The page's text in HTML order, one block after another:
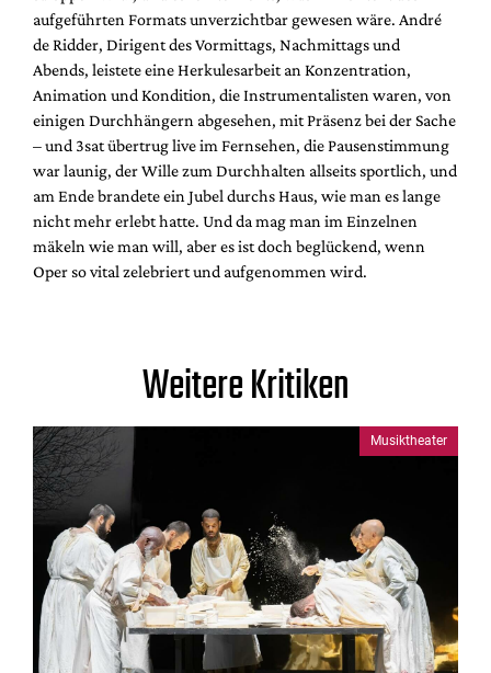
aufgeführten Formats unverzichtbar gewesen wäre. André
de Ridder, Dirigent des Vormittags, Nachmittags und
Abends, leistete eine Herkulesarbeit an Konzentration,
Animation und Kondition, die Instrumentalisten waren, von
einigen Durchhängern abgesehen, mit Präsenz bei der Sache
– und 3sat übertrug live im Fernsehen, die Pausenstimmung
war launig, der Wille zum Durchhalten allseits sportlich, und
am Ende brandete ein Jubel durchs Haus, wie man es lange
nicht mehr erlebt hatte. Und da mag man im Einzelnen
mäkeln wie man will, aber es ist doch beglückend, wenn
Oper so vital zelebriert und aufgenommen wird.
Weitere Kritiken
Musiktheater